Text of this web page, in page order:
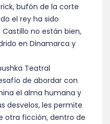
bufón de la corte
el rey ha sido
no están bien,
en Dinamarca y
Teatral
de abordar con
el alma humana y
desvelos, les permite
otra ficción, dentro de